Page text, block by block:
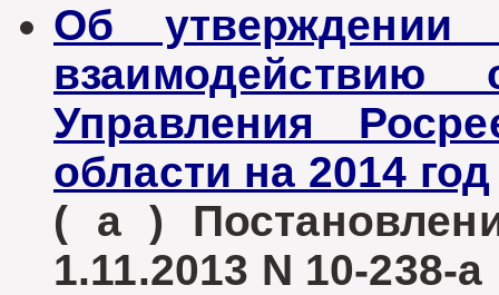
Об утверждении
Управления
области на 2014 год
( а )
1.11.2013 N 10-238-а